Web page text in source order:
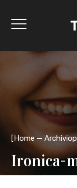
[Home
Ironica-